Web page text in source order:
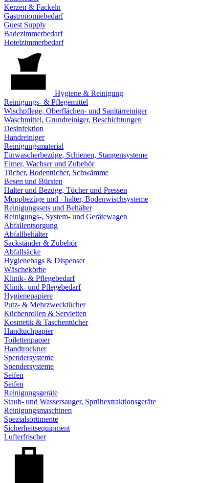
Kerzen & Fackeln
Gastronomiebedarf
Guest Supply
Badezimmerbedarf
Hotelzimmerbedarf
Hygiene & Reinigung
Reinigungs- & Pflegemittel
Wischpflege, Oberflächen- und Sanitärreiniger
Waschmittel, Grundreiniger, Beschichtungen
Desinfektion
Handreiniger
Reinigungsmaterial
Einwascherbezüge, Schienen, Stangensysteme
Eimer, Wachser und Zubehör
Tücher, Bodentücher, Schwämme
Besen und Bürsten
Halter und Bezüge, Tücher und Pressen
Moppbezüge und - halter, Bodenwischsysteme
Reinigungssets und Behälter
Reinigungs-, System- und Gerätewagen
Abfallentsorgung
Abfallbehälter
Sackständer & Zubehör
Abfallsäcke
Hygienebags & Dispenser
Wäschekörbe
Klinik- & Pflegebedarf
Klinik- und Pflegebedarf
Hygienepapiere
Putz- & Mehrzwecktücher
Küchenrollen & Servietten
Kosmetik & Taschentücher
Handtuchpapier
Toilettenpapier
Handtrockner
Spendersysteme
Spendersysteme
Seifen
Seifen
Reinigungsgeräte
Staub- und Wassersauger, Sprühextraktionsgeräte
Reinigungsmaschinen
Spezialsortimente
Sicherheitsequipment
Lufterfrischer